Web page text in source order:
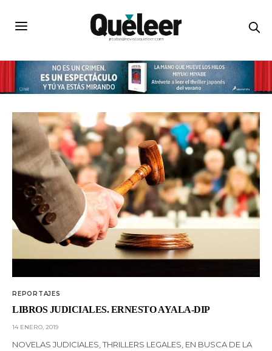
REPORTAJES
LIBROS JUDICIALES. ERNESTO AYALA-DIP
14 ENERO, 2019
NOVELAS JUDICIALES, THRILLERS LEGALES, EN BUSCA DE LA